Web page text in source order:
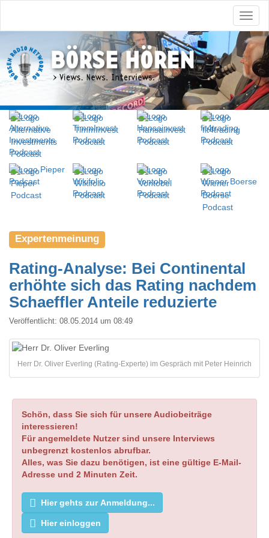
Expertenmeinung
Rating-Analyse: Bei Continental
erhöhte sich das Rating nachdem
Schaeffler Anteile reduzierte
Veröffentlicht: 08.05.2014 um 08:49
Herr Dr. Oliver Everling (Rating-Experte) im Gespräch mit Peter Heinrich
Schön, dass Sie sich für unsere Audiobeiträge
interessieren!
Für angemeldete Nutzer sind unsere Interviews
unbegrenzt kostenlos abrufbar.
Alles, was Sie dazu benötigen, ist eine gültige E-Mail-
Adresse und 2 Minuten Zeit.
Hier gehts zur Anmeldung...
Hier einloggen